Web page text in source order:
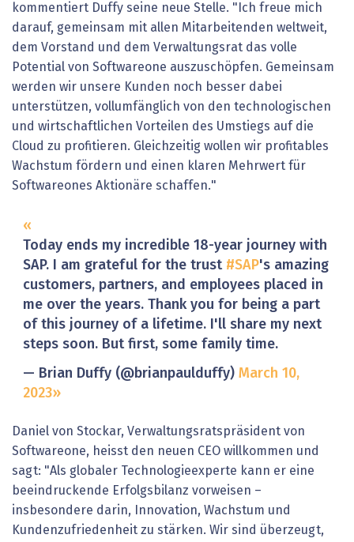
kommentiert Duffy seine neue Stelle. "Ich freue mich
darauf, gemeinsam mit allen Mitarbeitenden weltweit,
dem Vorstand und dem Verwaltungsrat das volle
Potential von Softwareone auszuschöpfen. Gemeinsam
werden wir unsere Kunden noch besser dabei
unterstützen, vollumfänglich von den technologischen
und wirtschaftlichen Vorteilen des Umstiegs auf die
Cloud zu profitieren. Gleichzeitig wollen wir profitables
Wachstum fördern und einen klaren Mehrwert für
Softwareones Aktionäre schaffen."
Today ends my incredible 18-year journey with
SAP. I am grateful for the trust #SAP's amazing
customers, partners, and employees placed in
me over the years. Thank you for being a part
of this journey of a lifetime. I'll share my next
steps soon. But first, some family time.
— Brian Duffy (@brianpaulduffy) March 10,
2023
Daniel von Stockar, Verwaltungsratspräsident von
Softwareone, heisst den neuen CEO willkommen und
sagt: "Als globaler Technologieexperte kann er eine
beeindruckende Erfolgsbilanz vorweisen –
insbesondere darin, Innovation, Wachstum und
Kundenzufriedenheit zu stärken. Wir sind überzeugt,